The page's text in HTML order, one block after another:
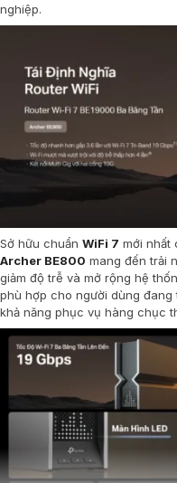
nghiệp.
Sở hữu chuẩn WiFi 7 mới nhất
Archer BE800 mang đến trải
giảm độ trễ và mở rộng hệ
phù hợp cho người dùng đang
khả năng phục vụ hàng chục